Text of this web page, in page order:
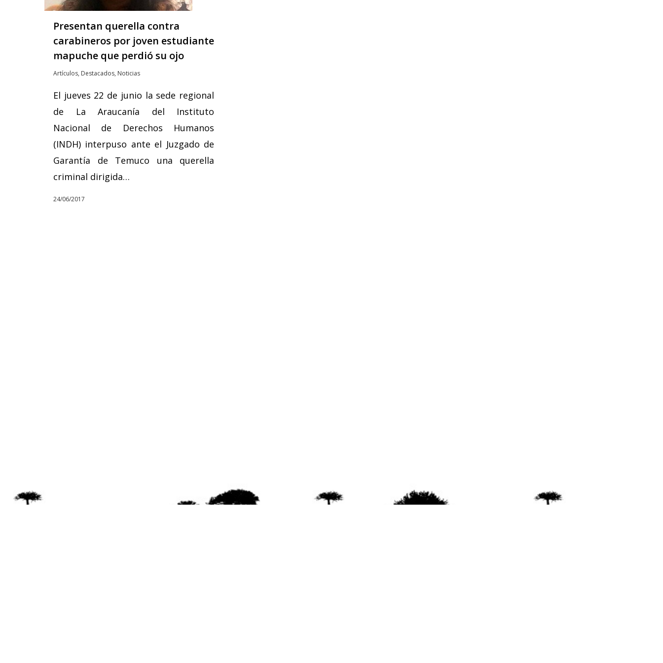
Presentan querella contra
carabineros por joven estudiante
mapuche que perdió su ojo
Artículos, Destacados, Noticias
El jueves 22 de junio la sede regional
de La Araucanía del Instituto
Nacional de Derechos Humanos
(INDH) interpuso ante el Juzgado de
Garantía de Temuco una querella
criminal dirigida…
24/06/2017